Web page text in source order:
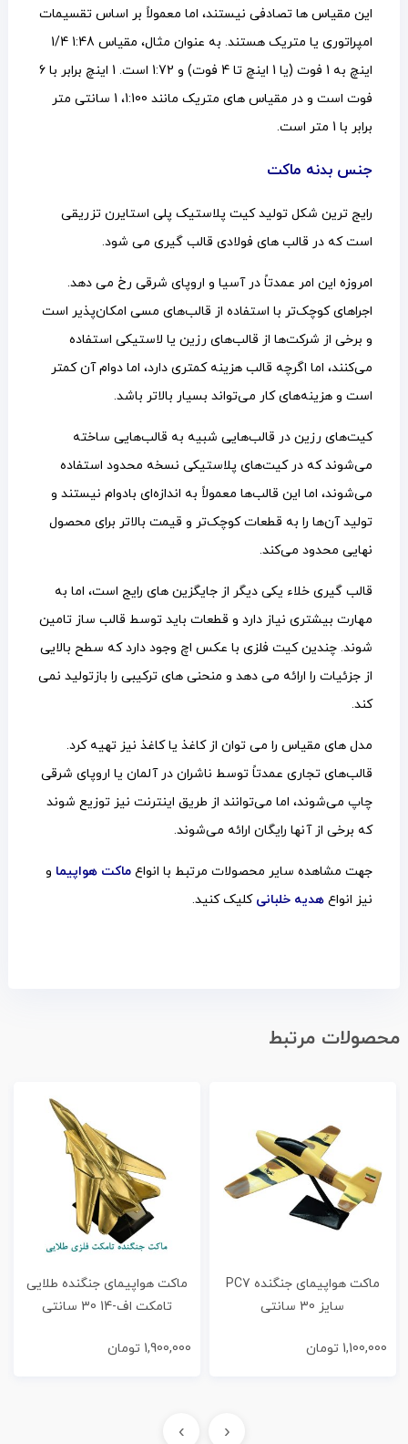
این مقیاس ها تصادفی نیستند، اما معمولاً بر اساس تقسیمات
امپراتوری یا متریک هستند. به عنوان مثال، مقیاس 1:48 1/4
اینچ به 1 فوت (یا 1 اینچ تا 4 فوت) و 1:72 است. 1 اینچ برابر با 6
فوت است و در مقیاس های متریک مانند 1:100، 1 سانتی متر
برابر با 1 متر است.
جنس بدنه ماکت
رایج ترین شکل تولید کیت پلاستیک پلی استایرن تزریقی
است که در قالب های فولادی قالب گیری می شود.
امروزه این امر عمدتاً در آسیا و اروپای شرقی رخ می دهد.
اجراهای کوچک‌تر با استفاده از قالب‌های مسی امکان‌پذیر است
و برخی از شرکت‌ها از قالب‌های رزین یا لاستیکی استفاده
می‌کنند، اما اگرچه قالب هزینه کمتری دارد، اما دوام آن کمتر
است و هزینه‌های کار می‌تواند بسیار بالاتر باشد.
کیت‌های رزین در قالب‌هایی شبیه به قالب‌هایی ساخته
می‌شوند که در کیت‌های پلاستیکی نسخه محدود استفاده
می‌شوند، اما این قالب‌ها معمولاً به اندازه‌ای بادوام نیستند و
تولید آن‌ها را به قطعات کوچک‌تر و قیمت بالاتر برای محصول
نهایی محدود می‌کند.
قالب گیری خلاء یکی دیگر از جایگزین های رایج است، اما به
مهارت بیشتری نیاز دارد و قطعات باید توسط قالب ساز تامین
شوند. چندین کیت فلزی با عکس اچ وجود دارد که سطح بالایی
از جزئیات را ارائه می دهد و منحنی های ترکیبی را بازتولید نمی
کند.
مدل های مقیاس را می توان از کاغذ یا کاغذ نیز تهیه کرد.
قالب‌های تجاری عمدتاً توسط ناشران در آلمان یا اروپای شرقی
چاپ می‌شوند، اما می‌توانند از طریق اینترنت نیز توزیع شوند
که برخی از آنها رایگان ارائه می‌شوند.
جهت مشاهده سایر محصولات مرتبط با انواع ماکت هواپیما و
نیز انواع هدیه خلبانی کلیک کنید.
محصولات مرتبط
ماکت هواپیمای جنگنده PC7
سایز 30 سانتی
1,100,000 تومان
ماکت هواپیمای جنگنده طلایی
تامکت اف-14 30 سانتی
1,900,000 تومان
‹
›